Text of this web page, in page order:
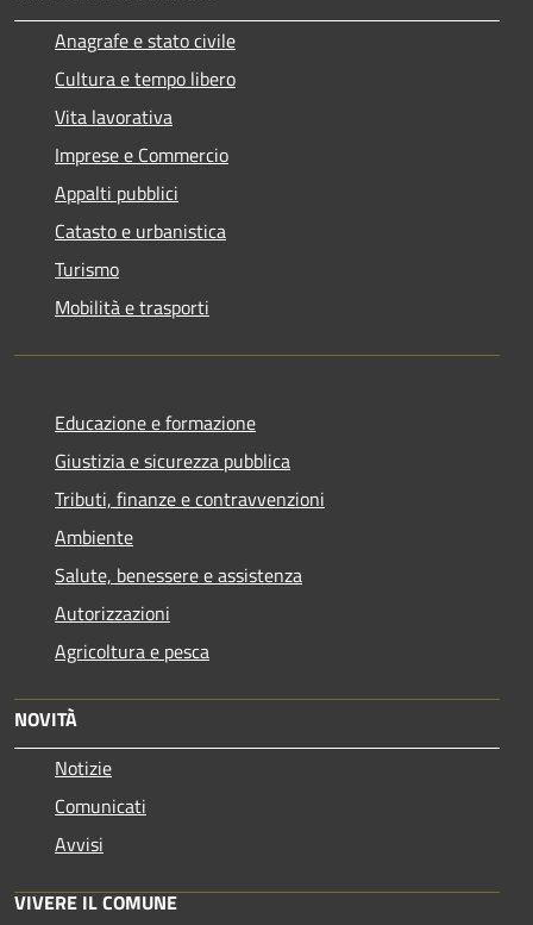
Anagrafe e stato civile
Cultura e tempo libero
Vita lavorativa
Imprese e Commercio
Appalti pubblici
Catasto e urbanistica
Turismo
Mobilità e trasporti
Educazione e formazione
Giustizia e sicurezza pubblica
Tributi, finanze e contravvenzioni
Ambiente
Salute, benessere e assistenza
Autorizzazioni
Agricoltura e pesca
NOVITÀ
Notizie
Comunicati
Avvisi
VIVERE IL COMUNE